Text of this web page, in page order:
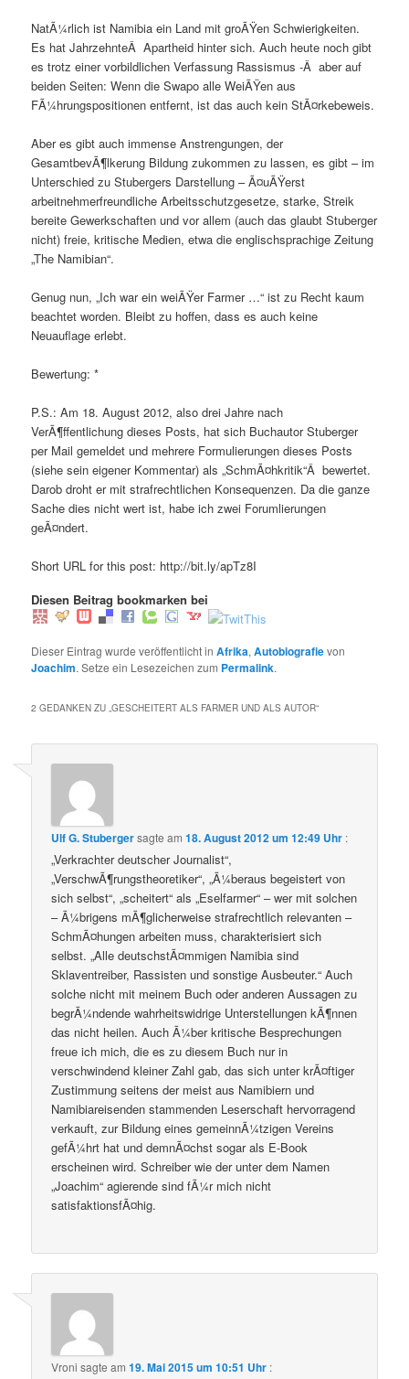
NatÃ¼rlich ist Namibia ein Land mit groÃŸen Schwierigkeiten.
Es hat JahrzehnteÂ Apartheid hinter sich. Auch heute noch gibt
es trotz einer vorbildlichen Verfassung Rassismus -Â aber auf
beiden Seiten: Wenn die Swapo alle WeiÃŸen aus
FÃ¼hrungspositionen entfernt, ist das auch kein StÃ¤rkebeweis.
Aber es gibt auch immense Anstrengungen, der
GesamtbevÃ¶lkerung Bildung zukommen zu lassen, es gibt – im
Unterschied zu Stubergers Darstellung – Ã¤uÃŸerst
arbeitnehmerfreundliche Arbeitsschutzgesetze, starke, Streik
bereite Gewerkschaften und vor allem (auch das glaubt Stuberger
nicht) freie, kritische Medien, etwa die englischsprachige Zeitung
„The Namibian“.
Genug nun, „Ich war ein weiÃŸer Farmer …“ ist zu Recht kaum
beachtet worden. Bleibt zu hoffen, dass es auch keine
Neuauflage erlebt.
Bewertung: *
P.S.: Am 18. August 2012, also drei Jahre nach
VerÃ¶ffentlichung dieses Posts, hat sich Buchautor Stuberger
per Mail gemeldet und mehrere Formulierungen dieses Posts
(siehe sein eigener Kommentar) als „SchmÃ¤hkritik“Â bewertet.
Darob droht er mit strafrechtlichen Konsequenzen. Da die ganze
Sache dies nicht wert ist, habe ich zwei Forumlierungen
geÃ¤ndert.
Short URL for this post: http://bit.ly/apTz8I
Diesen Beitrag bookmarken bei
Dieser Eintrag wurde veröffentlicht inAfrika,Autobiografievon
Joachim. Setze ein Lesezeichen zum Permalink.
2 GEDANKEN ZU „GESCHEITERT ALS FARMER UND ALS AUTOR“
Ulf G. Stubergersagte am18. August 2012 um 12:49 Uhr :
„Verkrachter deutscher Journalist“,
„VerschwÃ¶rungstheoretiker“, „Ã¼beraus begeistert von
sich selbst“, „scheitert“ als „Eselfarmer“ – wer mit solchen
– Ã¼brigens mÃ¶glicherweise strafrechtlich relevanten –
SchmÃ¤hungen arbeiten muss, charakterisiert sich
selbst. „Alle deutschstÃ¤mmigen Namibia sind
Sklaventreiber, Rassisten und sonstige Ausbeuter.“ Auch
solche nicht mit meinem Buch oder anderen Aussagen zu
begrÃ¼ndende wahrheitswidrige Unterstellungen kÃ¶nnen
das nicht heilen. Auch Ã¼ber kritische Besprechungen
freue ich mich, die es zu diesem Buch nur in
verschwindend kleiner Zahl gab, das sich unter krÃ¤ftiger
Zustimmung seitens der meist aus Namibiern und
Namibiareisenden stammenden Leserschaft hervorragend
verkauft, zur Bildung eines gemeinnÃ¼tzigen Vereins
gefÃ¼hrt hat und demnÃ¤chst sogar als E-Book
erscheinen wird. Schreiber wie der unter dem Namen
„Joachim“ agierende sind fÃ¼r mich nicht
satisfaktionsfÃ¤hig.
Vroni sagte am19. Mai 2015 um 10:51 Uhr :